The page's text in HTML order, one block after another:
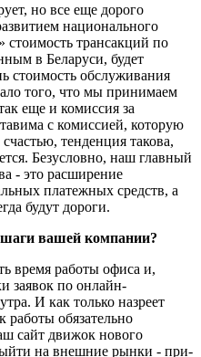
но все еще дорого
национального
стоимость транс­акций по
в Беларуси, будет
стоимость обслуживания
того, что мы принимаем
еще и комиссия за
с комиссией, которую
тенденция такова,
Без­условно, наш главный
- это расши­рение
платежных средств, а
будут дороги.
вашей компании?
время работы офиса и,
заявок по онлайн-
И как только назре­ет
работы обязательно
сайт движок нового
на внешние рынки - при­